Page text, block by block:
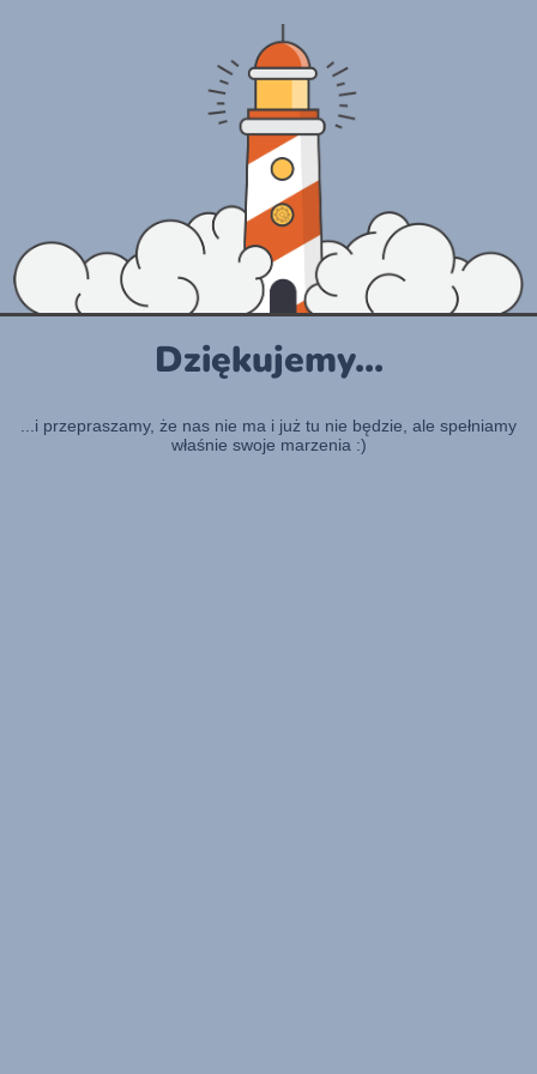
Dziękujemy...
...i przepraszamy, że nas nie ma i już tu nie będzie, ale spełniamy
właśnie swoje marzenia :)